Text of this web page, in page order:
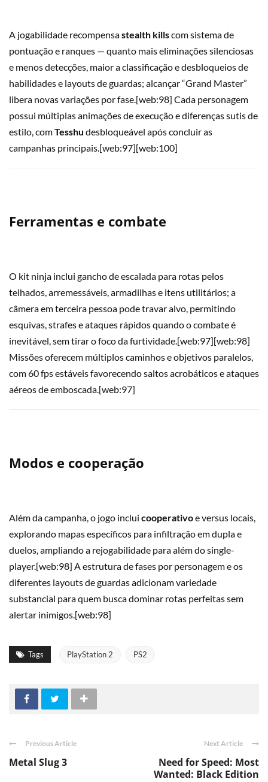
A jogabilidade recompensastealth killscom sistema de
pontuação e ranques — quanto mais eliminações silenciosas
e menos detecções, maior a classificação e desbloqueios de
habilidades e layouts de guardas; alcançar “Grand Master”
libera novas variações por fase.[web:98] Cada personagem
possui múltiplas animações de execução e diferenças sutis de
estilo, comTesshu desbloqueável após concluir as
campanhas principais.[web:97][web:100]
Ferramentas e combate
O kit ninja inclui gancho de escalada para rotas pelos
telhados, arremessáveis, armadilhas e itens utilitários; a
câmera em terceira pessoa pode travar alvo, permitindo
esquivas, strafes e ataques rápidos quando o combate é
inevitável, sem tirar o foco da furtividade.[web:97][web:98]
Missões oferecem múltiplos caminhos e objetivos paralelos,
com 60 fps estáveis favorecendo saltos acrobáticos e ataques
aéreos de emboscada.[web:97]
Modos e cooperação
Além da campanha, o jogo inclui cooperativoe versus locais,
explorando mapas específicos para infiltração em dupla e
duelos, ampliando a rejogabilidade para além do single-
player.[web:98] A estrutura de fases por personagem e os
diferentes layouts de guardas adicionam variedade
substancial para quem busca dominar rotas perfeitas sem
alertar inimigos.[web:98]
Tags PlayStation 2 PS2
Previous Article
Metal Slug 3
Next Article
Need for Speed: Most
Wanted: Black Edition